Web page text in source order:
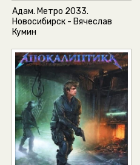
Адам. Метро 2033.
Новосибирск - Вячеслав
Кумин